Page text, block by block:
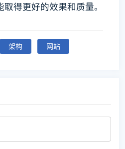
得更好的效果和质量。
架构 网站